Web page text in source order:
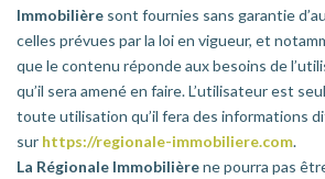
Immobilière sont fournies sans garantie
celles prévues par la loi en vigueur, et
que le contenu réponde aux besoins de
qu’il sera amené en faire. L’utilisateur est
toute utilisation qu’il fera des informations
sur https://regionale-immobiliere.com.
La Régionale Immobilièrene pourra pas